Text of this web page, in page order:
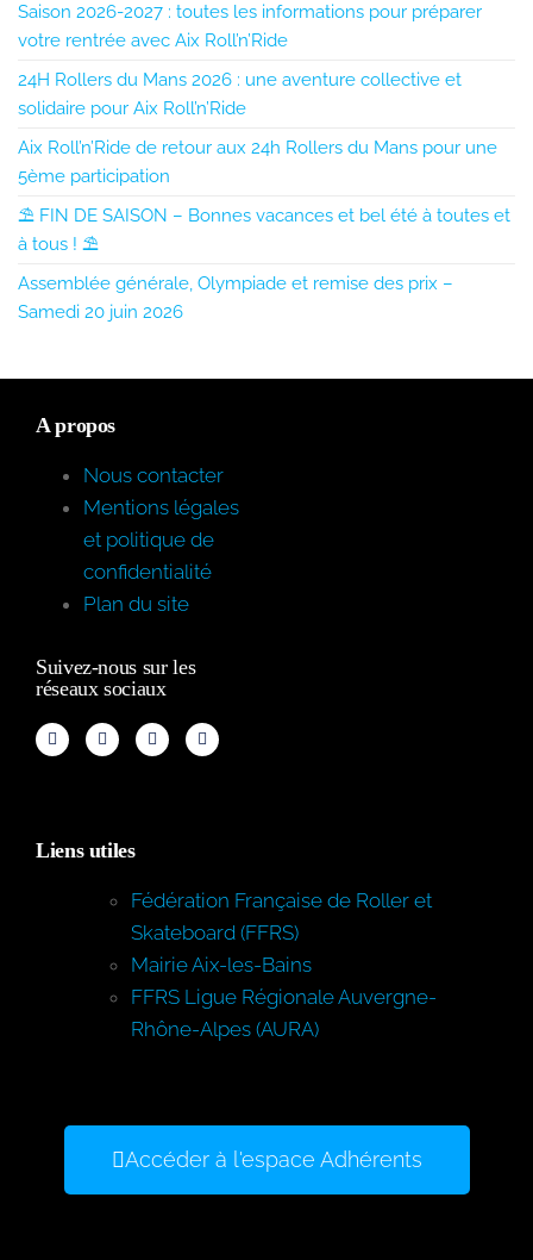
Saison 2026-2027 : toutes les informations pour préparer
votre rentrée avec Aix Roll’n’Ride
24H Rollers du Mans 2026 : une aventure collective et
solidaire pour Aix Roll’n’Ride
Aix Roll’n’Ride de retour aux 24h Rollers du Mans pour une
5ème participation
⛱️ FIN DE SAISON – Bonnes vacances et bel été à toutes et
à tous ! ⛱️
Assemblée générale, Olympiade et remise des prix –
Samedi 20 juin 2026
A propos
Nous contacter
Mentions légales
et politique de
confidentialité
Plan du site
Suivez-nous sur les
réseaux sociaux
Liens utiles
Fédération Française de Roller et
Skateboard (FFRS)
Mairie Aix-les-Bains
FFRS Ligue Régionale Auvergne-
Rhône-Alpes (AURA)
Accéder à l'espace Adhérents